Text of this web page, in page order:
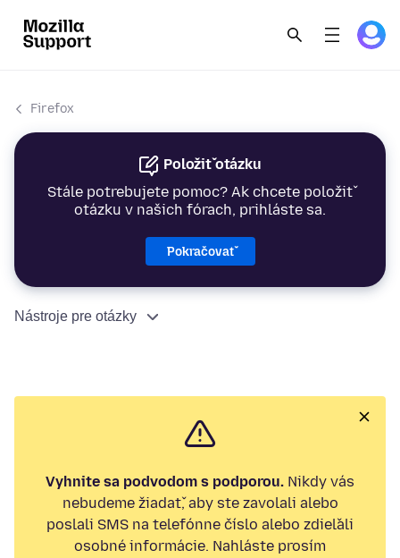
Firefox
Položiť otázku
Stále potrebujete pomoc? Ak chcete položiť
otázku v našich fórach, prihláste sa.
Pokračovať
Nástroje pre otázky
Vyhnite sa podvodom s podporou. Nikdy vás
nebudeme žiadať, aby ste zavolali alebo
poslali SMS na telefónne číslo alebo zdieľali
osobné informácie. Nahláste prosím